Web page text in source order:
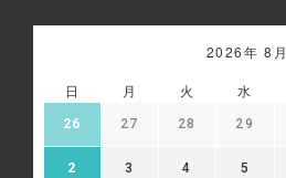
2026年 8月
日 月 火 水
26 27 28 29
2 3 4 5